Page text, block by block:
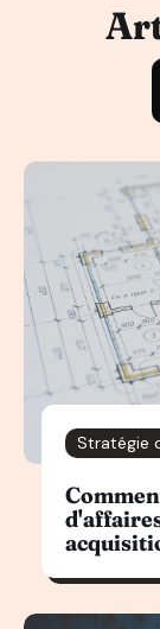
Stratégie